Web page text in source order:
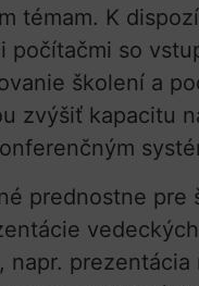
témam. K
počítačmi so
školení a
zvýšiť kapacitu
prednostne
napr.